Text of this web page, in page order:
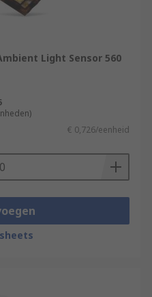
Light Sensor 560
€ 0,726/eenheid